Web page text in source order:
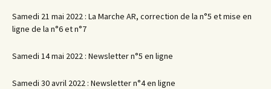
Samedi 21 mai 2022 : La Marche AR, correction de la n°5 et mise en
ligne de la n°6 et n°7
Samedi 14 mai 2022 : Newsletter n°5 en ligne
Samedi 30 avril 2022 : Newsletter n°4 en ligne